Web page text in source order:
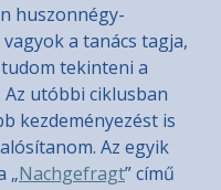
huszonnégy-
a tanács tagja,
tekinteni a
utóbbi ciklusban
kezdeményezést is
Az egyik
„Nachgefragt” című